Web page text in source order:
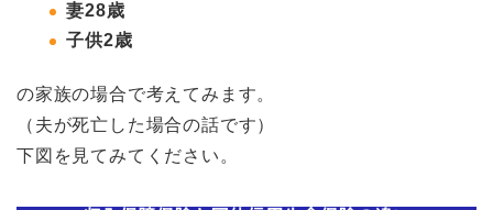
妻28歳
子供2歳
の家族の場合で考えてみます。
（夫が死亡した場合の話です）
下図を見てみてください。